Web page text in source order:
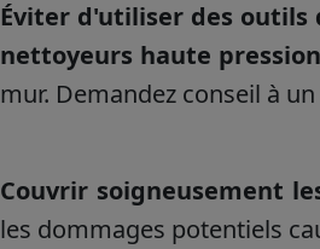
Éviter d'utiliser des outils
nettoyeurs haute
mur. Demandez conseil à
Couvrir soigneusement
les dommages potentiels